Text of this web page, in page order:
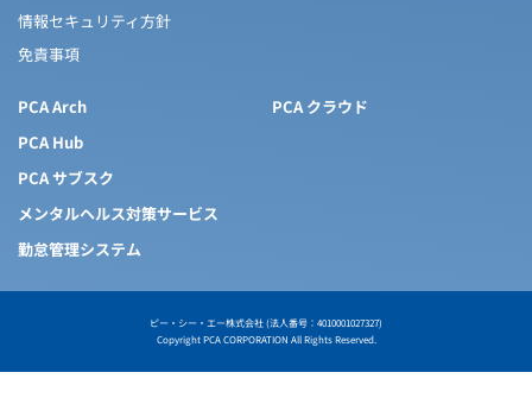
情報セキュリティ方針
免責事項
PCA Arch
PCA Hub
PCA サブスク
メンタルヘルス対策サービス
勤怠管理システム
PCA クラウド
ピー・シー・エー株式会社 (法人番号：4010001027327)
Copyright PCA CORPORATION All Rights Reserved.